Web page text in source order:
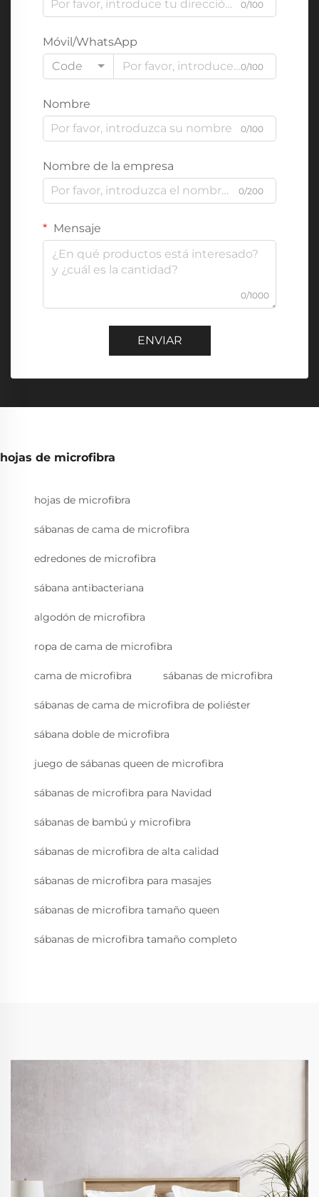
0/100
Móvil/WhatsApp
Code
0/100
Nombre
0/100
Nombre de la empresa
0/200
Mensaje
0/1000
ENVIAR
hojas de microfibra
hojas de microfibra
sábanas de cama de microfibra
edredones de microfibra
sábana antibacteriana
algodón de microfibra
ropa de cama de microfibra
cama de microfibra sábanas de microfibra
sábanas de cama de microfibra de poliéster
sábana doble de microfibra
juego de sábanas queen de microfibra
sábanas de microfibra para Navidad
sábanas de bambú y microfibra
sábanas de microfibra de alta calidad
sábanas de microfibra para masajes
sábanas de microfibra tamaño queen
sábanas de microfibra tamaño completo